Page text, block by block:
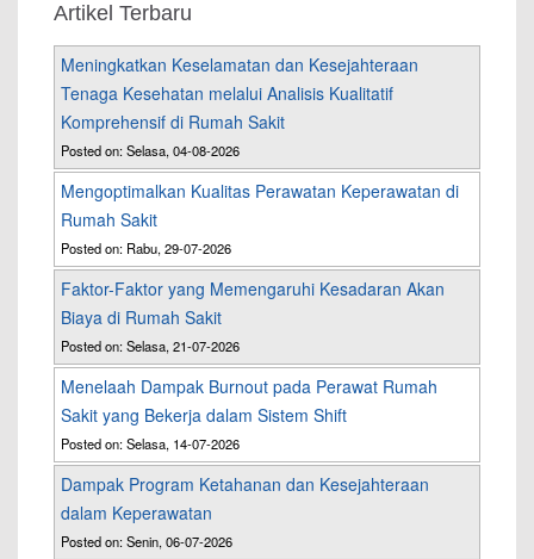
Artikel Terbaru
Meningkatkan Keselamatan dan Kesejahteraan
Tenaga Kesehatan melalui Analisis Kualitatif
Komprehensif di Rumah Sakit
Posted on: Selasa, 04-08-2026
Mengoptimalkan Kualitas Perawatan Keperawatan di
Rumah Sakit
Posted on: Rabu, 29-07-2026
Faktor-Faktor yang Memengaruhi Kesadaran Akan
Biaya di Rumah Sakit
Posted on: Selasa, 21-07-2026
Menelaah Dampak Burnout pada Perawat Rumah
Sakit yang Bekerja dalam Sistem Shift
Posted on: Selasa, 14-07-2026
Dampak Program Ketahanan dan Kesejahteraan
dalam Keperawatan
Posted on: Senin, 06-07-2026